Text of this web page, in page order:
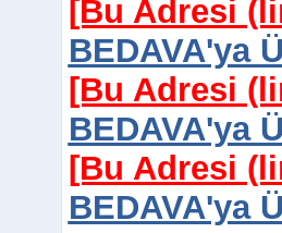
[Bu Adresi
BEDAVA'ya
[Bu Adresi
BEDAVA'ya
[Bu Adresi
BEDAVA'ya